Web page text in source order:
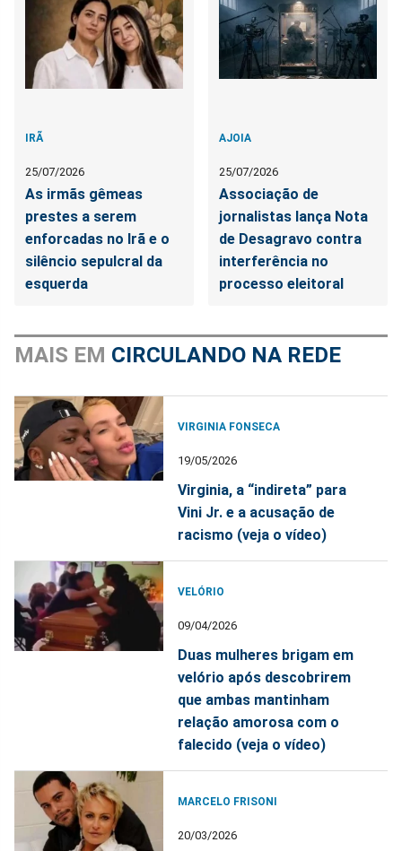
IRÃ
25/07/2026
As irmãs gêmeas
prestes a serem
enforcadas no Irã e o
silêncio sepulcral da
esquerda
AJOIA
25/07/2026
Associação de
jornalistas lança Nota
de Desagravo contra
interferência no
processo eleitoral
MAIS EM CIRCULANDO NA REDE
VIRGINIA FONSECA
19/05/2026
Virginia, a “indireta” para
Vini Jr. e a acusação de
racismo (veja o vídeo)
VELÓRIO
09/04/2026
Duas mulheres brigam em
velório após descobrirem
que ambas mantinham
relação amorosa com o
falecido (veja o vídeo)
MARCELO FRISONI
20/03/2026